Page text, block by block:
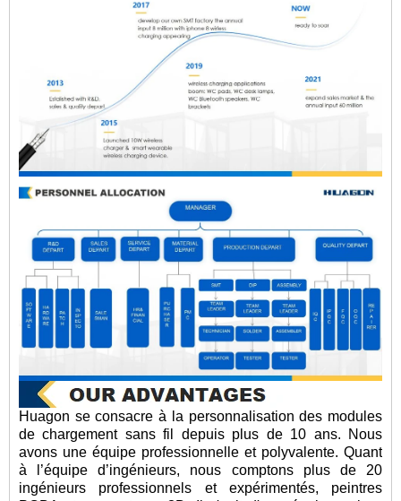
Huagon se consacre à la personnalisation des modules
de chargement sans fil depuis plus de 10 ans. Nous
avons une équipe professionnelle et polyvalente. Quant
à l’équipe d’ingénieurs, nous comptons plus de 20
ingénieurs professionnels et expérimentés, peintres